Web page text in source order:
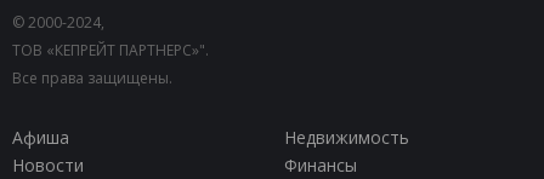
© 2000-2024,
ТОВ «КЕПРЕЙТ ПАРТНЕРС»".
Все права защищены.
Афиша
Недвижимость
Новости
Финансы